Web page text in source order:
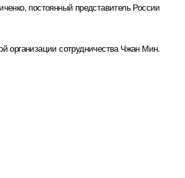
постоянный представитель России
организации сотрудничества Чжан Мин.